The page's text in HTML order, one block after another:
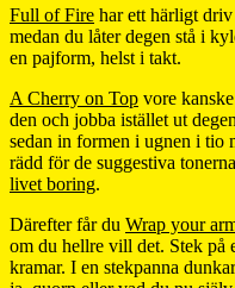
Full of Fire har ett härligt
medan du låter degen stå i
en pajform, helst i takt.
A Cherry on Top vore
den och jobba istället ut
sedan in formen i ugnen i tio
rädd för de suggestiva
livet boring.
Därefter får du Wrap your
om du hellre vill det. Stek på
kramar. I en stekpanna